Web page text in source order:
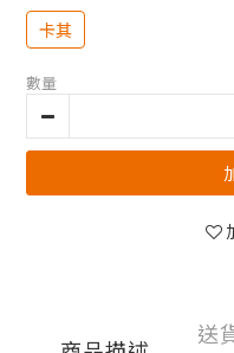
卡其
數量
送